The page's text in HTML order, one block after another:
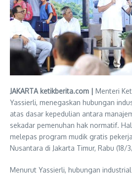
JAKARTA ketikberita.com | Menteri
Yassierli, menegaskan hubungan
atas dasar kepedulian antara
sekadar pemenuhan hak normatif.
melepas program mudik gratis
Nusantara di Jakarta Timur, Rabu (18/
Menurut Yassierli, hubungan